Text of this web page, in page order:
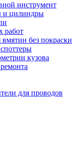
инструмент
и цилиндры
работ
без покраски
кузова
для проводов